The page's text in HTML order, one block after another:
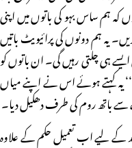
کہ ہم ساس بہو کی باتوں میں اپنی
یہ ہم دونوں کی پرائیویٹ باتیں
ہی چلتی رہیں گی۔ ان باتوں کو
یہ کہتے ہوئے اس نے اپنے میاں
سے باتھ روم کی طرف دھکیل دیا۔
لیے اب تعمیل حکم کے علاوہ